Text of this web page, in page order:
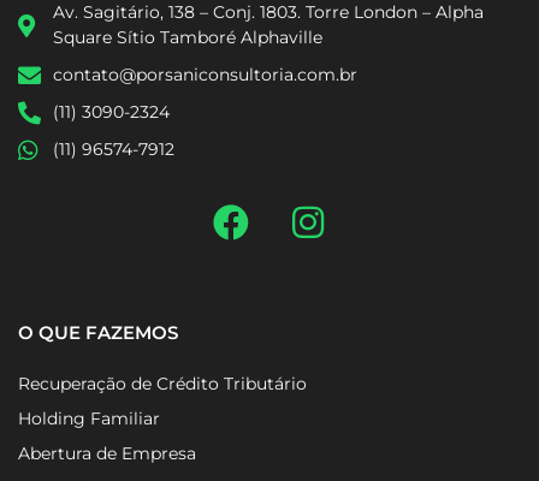
Av. Sagitário, 138 – Conj. 1803. Torre London – Alpha
Square Sítio Tamboré Alphaville
contato@porsaniconsultoria.com.br
(11) 3090-2324
(11) 96574-7912
O QUE FAZEMOS
Recuperação de Crédito Tributário
Holding Familiar
Abertura de Empresa